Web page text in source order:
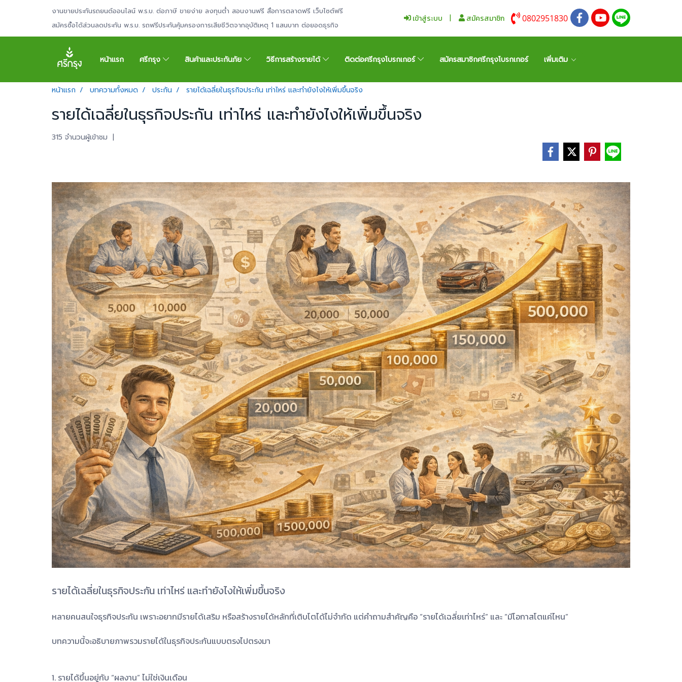
งานขายประกันรถยนต์ออนไลน์ พ.ร.บ. ต่อภาษี ขายง่าย ลงทุนต่ำ สอนงานฟรี สื่อการตลาดฟรี เว็บไซต์ฟรี
สมัครซื้อได้ส่วนลดประกัน พ.ร.บ. รถฟรีประกันคุ้มครองการเสียชีวิตจากอุบัติเหตุ 1 แสนบาท ต่อยอดธุรกิจ
เข้าสู่ระบบ สมัครสมาชิก 0802951830
หน้าแรก ศรีกรุง สินค้าและประกันภัย วิธีการสร้างรายได้ ติดต่อศรีกรุงโบรกเกอร์ สมัครสมาชิกศรีกรุงโบรกเกอร์ เพิ่มเติม
หน้าแรก บทความทั้งหมด ประกัน รายได้เฉลี่ยในธุรกิจประกัน เท่าไหร่ และทำยังไงให้เพิ่มขึ้นจริง
รายได้เฉลี่ยในธุรกิจประกัน เท่าไหร่ และทำยังไงให้เพิ่มขึ้นจริง
315 จำนวนผู้เข้าชม |
รายได้เฉลี่ยในธุรกิจประกัน เท่าไหร่ และทำยังไงให้เพิ่มขึ้นจริง
หลายคนสนใจธุรกิจประกัน เพราะอยากมีรายได้เสริม หรือสร้างรายได้หลักที่เติบโตได้ไม่จำกัด แต่คำถามสำคัญคือ “รายได้เฉลี่ยเท่าไหร่” และ “มีโอกาสโตแค่ไหน”
บทความนี้จะอธิบายภาพรวมรายได้ในธุรกิจประกันแบบตรงไปตรงมา
1. รายได้ขึ้นอยู่กับ “ผลงาน” ไม่ใช่เงินเดือน